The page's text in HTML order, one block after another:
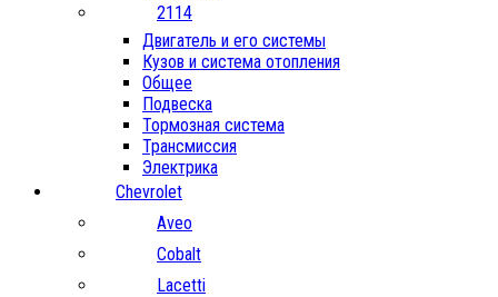
2114
Двигатель и его системы
Кузов и система отопления
Общее
Подвеска
Тормозная система
Трансмиссия
Электрика
Chevrolet
Aveo
Cobalt
Lacetti